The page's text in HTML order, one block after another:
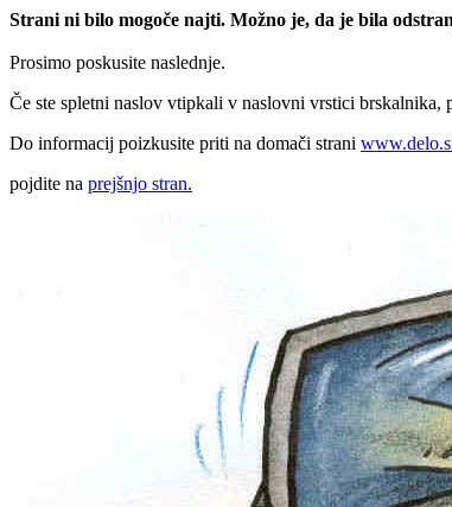
Strani ni bilo mogoče najti. Možno je, da je bila
Prosimo poskusite naslednje.
Če ste spletni naslov vtipkali v naslovni vrstici brskalnika,
Do informacij poizkusite priti na domači strani
pojdite na prejšnjo stran.